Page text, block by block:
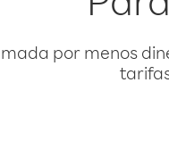
por menos